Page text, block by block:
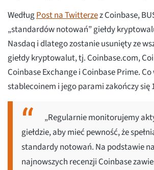
WedługPost na Twitterzez Coinbase,
„standardów notowań” giełdy
Nasdaq i dlatego zostanie usunięty ze
giełdy kryptowalut, tj. Coinbase.com,
Coinbase Exchange i Coinbase Prime.
stablecoinem i jego parami zakończy się
„Regularnie monitorujemy
giełdzie, aby mieć pewność, że
standardy notowań. Na podstawie
najnowszych recenzji Coinbase